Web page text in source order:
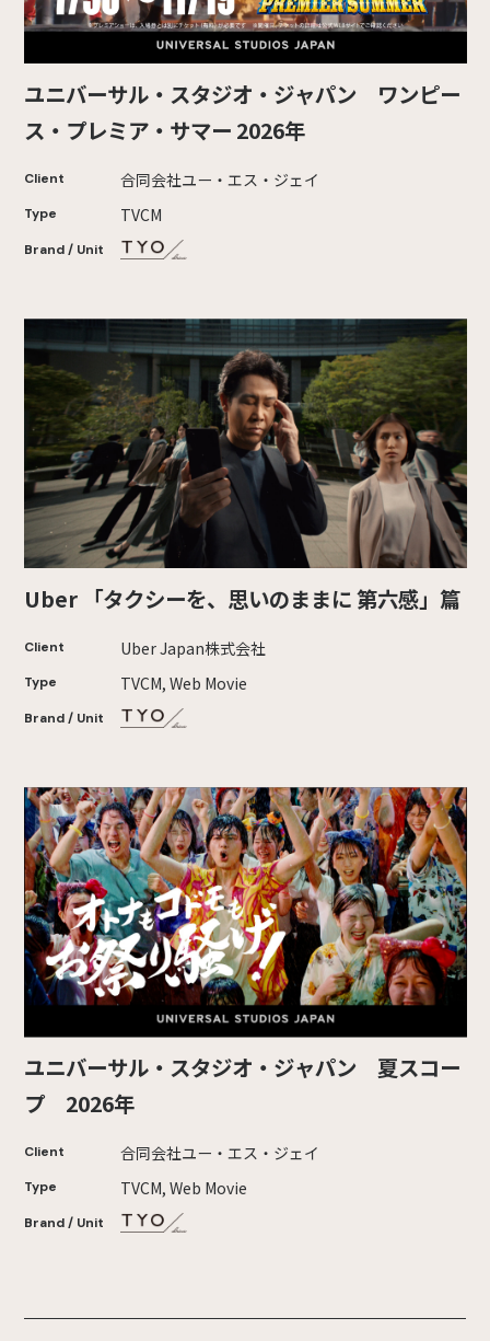
ユニバーサル・スタジオ・ジャパン ワンピー
ス・プレミア・サマー 2026年
Client 合同会社ユー・エス・ジェイ
Type TVCM
Brand / Unit
Uber 「タクシーを、思いのままに 第六感」篇
Client Uber Japan株式会社
Type TVCM, Web Movie
Brand / Unit
ユニバーサル・スタジオ・ジャパン 夏スコー
プ 2026年
Client 合同会社ユー・エス・ジェイ
Type TVCM, Web Movie
Brand / Unit